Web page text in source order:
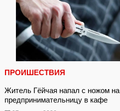
ПРОИШЕСТВИЯ
Житель Гёйчая напал с ножом на
предпринимательницу в кафе